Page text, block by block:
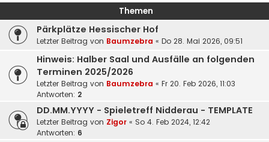
Themen
Pärkplätze Hessischer Hof
Letzter Beitrag von Baumzebra « Do 28. Mai 2026, 09:51
Hinweis: Halber Saal und Ausfälle an folgenden
Terminen 2025/2026
Letzter Beitrag von Baumzebra « Fr 20. Feb 2026, 11:03
Antworten: 2
DD.MM.YYYY - Spieletreff Nidderau - TEMPLATE
Letzter Beitrag von Zigor « So 4. Feb 2024, 12:42
Antworten: 6